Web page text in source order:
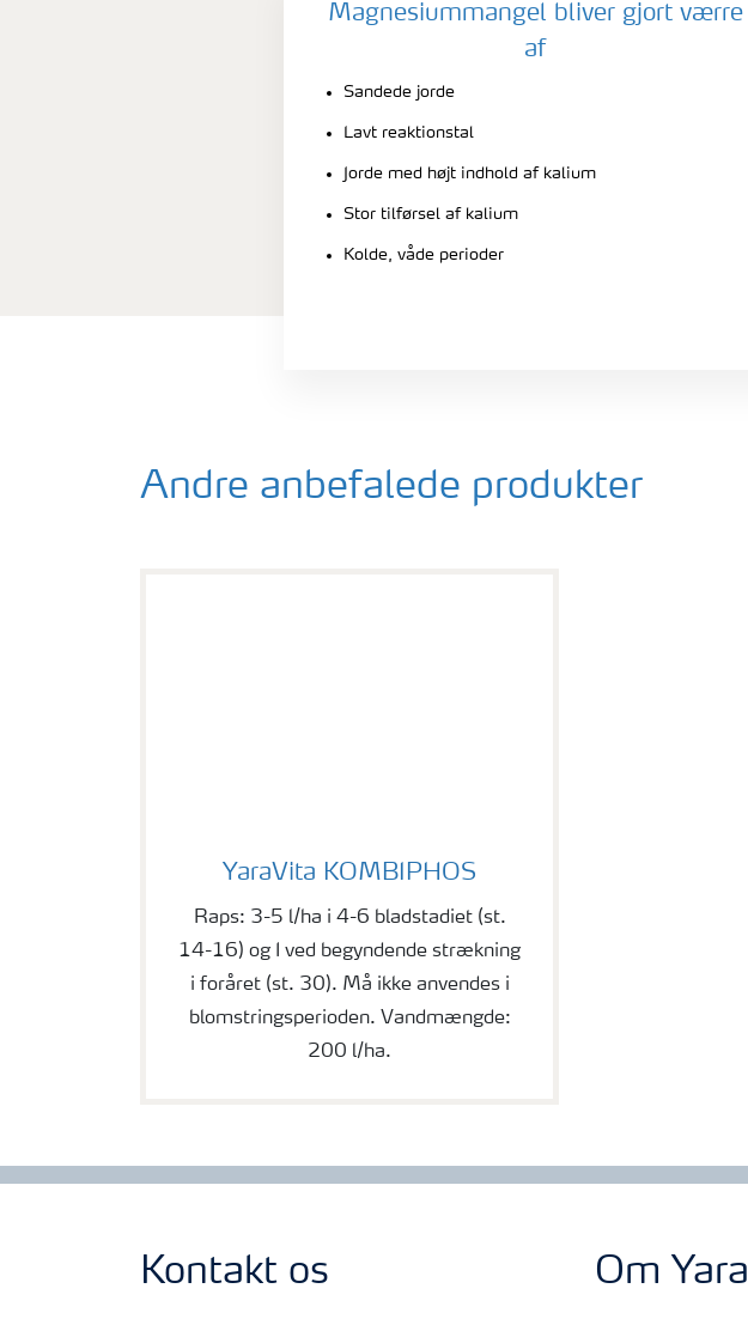
Magnesiummangel bliver gjort værre
af
Sandede jorde
Lavt reaktionstal
Jorde med højt indhold af kalium
Stor tilførsel af kalium
Kolde, våde perioder
Andre anbefalede produkter
YaraVita KOMBIPHOS
Raps: 3-5 l/ha i 4-6 bladstadiet (st.
14-16) og I ved begyndende strækning
i foråret (st. 30). Må ikke anvendes i
blomstringsperioden. Vandmængde:
200 l/ha.
Kontakt os Om Yara